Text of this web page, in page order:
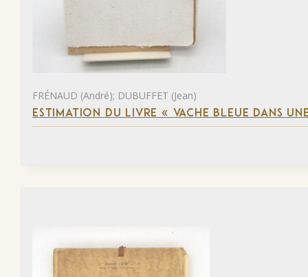
FRÉNAUD (André); DUBUFFET (Jean)
ESTIMATION DU LIVRE « VACHE BLEUE DANS